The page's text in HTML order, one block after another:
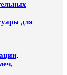
для